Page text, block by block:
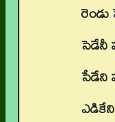
రెండు
సెడేనీ
సేడేని
ఎడికేని